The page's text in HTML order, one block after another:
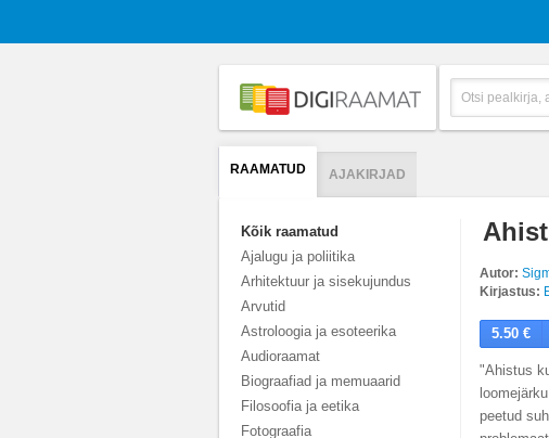
RAAMATUD AJAKIRJAD
Kõik raamatud
Ajalugu ja poliitika
Arhitektuur ja sisekujundus
Arvutid
Astroloogia ja esoteerika
Audioraamat
Biograafiad ja memuaarid
Filosoofia ja eetika
Fotograafia
Autor:
Kirjastus:
5.50 €
"Ahistus
peetud